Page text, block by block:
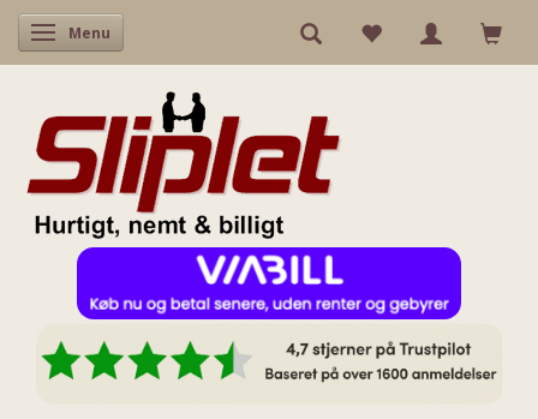
Skifte navigation
Menu